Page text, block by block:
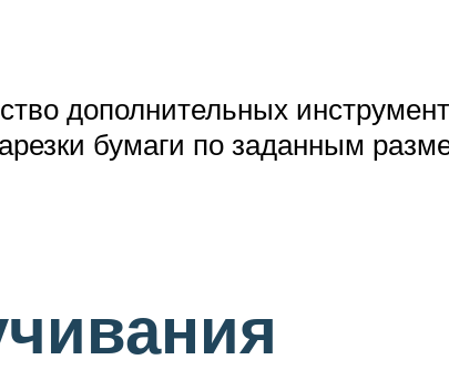
дополнительных
бумаги по заданным